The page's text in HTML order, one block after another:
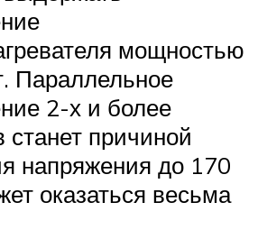
мощностью
Параллельное
2-х и более
станет причиной
напряжения до 170
оказаться весьма